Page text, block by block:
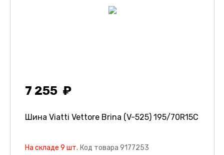
7 255
Шина Viatti Vettore Brina (V-525) 195/70R15C
На складе 9 шт. Код товара 9177253